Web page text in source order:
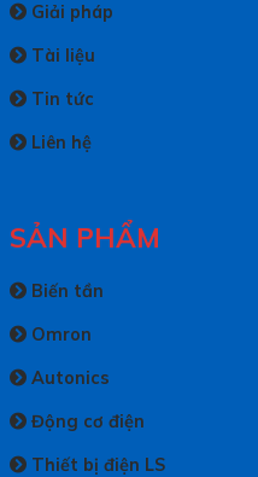
Giải pháp
Tài liệu
Tin tức
Liên hệ
SẢN PHẨM
Biến tần
Omron
Autonics
Động cơ điện
Thiết bị điện LS